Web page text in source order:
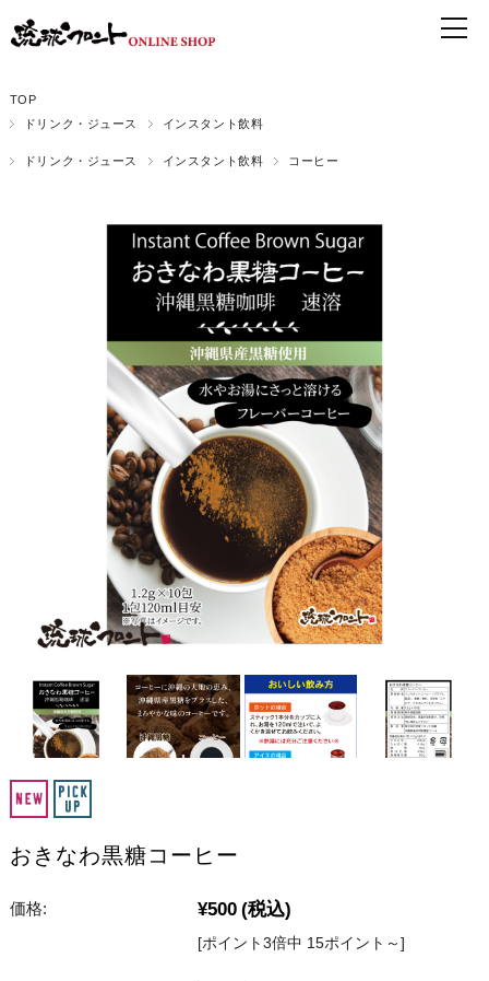
TOP
ドリンク・ジュース
インスタント飲料
ドリンク・ジュース インスタント飲料 コーヒー
おきなわ黒糖コーヒー
価格: ¥500 (税込)
[ポイント3倍中 15ポイント～]